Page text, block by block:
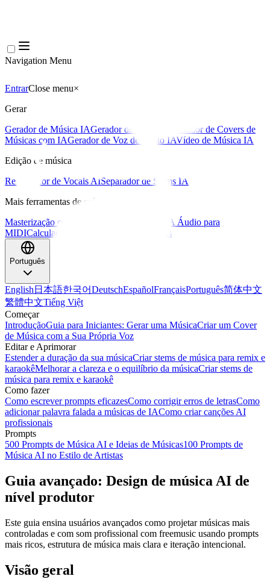
Navigation Menu
EntrarClose menu×
Gerar
Gerador de Música IAGerador de Letras IA
Gerador de Covers de
Músicas com IAGerador de Voz de Canto IAVídeo de Música IA
Edição de música
Removedor de Vocais AISeparador de Stems IA
Mais ferramentas de música
Masterização com IA
IA Áudio para
MIDICalculadora de BPM Mais ferramentas
Português
English 日本語한국어DeutschEspañolFrançaisPortuguês简体中文
繁體中文Tiếng Việt
Começar
IntroduçãoGuia para Iniciantes: Gerar uma MúsicaCriar um Cover
de Música com a Sua Própria Voz
Editar e Aprimorar
Estender a duração da sua músicaCriar stems de música para remix e
karaokêMelhorar a clareza e o equilíbrio da músicaCriar stems de
música para remix e karaokê
Como fazer
Como escrever prompts eficazesComo corrigir erros de letrasComo
adicionar palavra falada a músicas de IAComo criar canções AI
profissionais
Prompts
500 Prompts de Música AI e Ideias de Músicas100 Prompts de
Música AI no Estilo de Artistas
Guia avançado: Design de música AI de
nível produtor
Este guia ensina usuários avançados como projetar músicas mais
controladas e com som profissional com freemusic usando prompts
mais ricos, estrutura de música mais clara e iteração intencional.
Visão geral